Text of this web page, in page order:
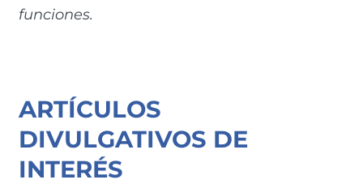
funciones.
ARTÍCULOS
DIVULGATIVOS DE
INTERÉS